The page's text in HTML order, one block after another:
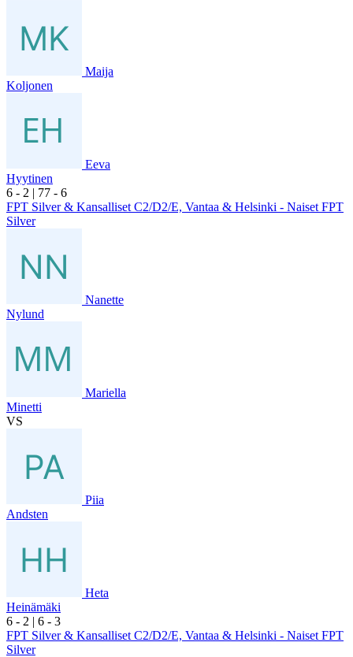
Maija
Koljonen
Eeva
Hyytinen
6 - 2 | 77 - 6
FPT Silver & Kansalliset C2/D2/E, Vantaa & Helsinki - Naiset FPT
Silver
Nanette
Nylund
Mariella
Minetti
VS
Piia
Andsten
Heta
Heinämäki
6 - 2 | 6 - 3
FPT Silver & Kansalliset C2/D2/E, Vantaa & Helsinki - Naiset FPT
Silver